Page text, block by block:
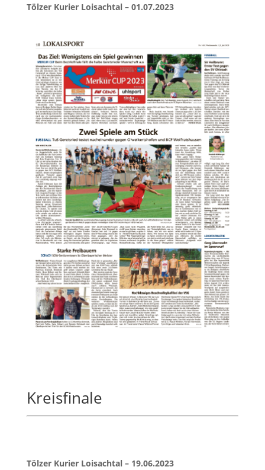
Tölzer Kurier Loisachtal – 01.07.2023
Kreisfinale
Tölzer Kurier Loisachtal – 19.06.2023